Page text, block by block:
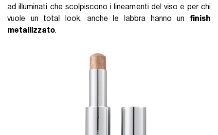
ad illuminati che scolpiscono i lineamenti del viso e per chi
vuole un total look, anche le labbra hanno un finish
metallizzato.